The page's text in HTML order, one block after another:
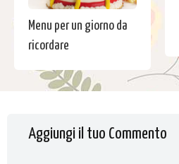
Menu per un giorno da
ricordare
Aggiungi il tuo Commento